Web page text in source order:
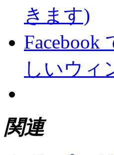
きます)
しいウィ
関連